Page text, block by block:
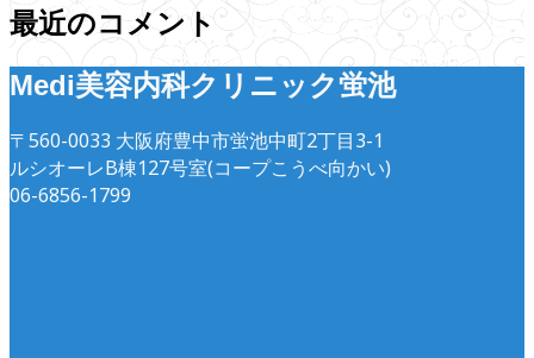
最近のコメント
Medi美容内科クリニック蛍池
〒560-0033 大阪府豊中市蛍池中町2丁目3-1
ルシオーレB棟127号室(コープこうべ向かい)
06-6856-1799